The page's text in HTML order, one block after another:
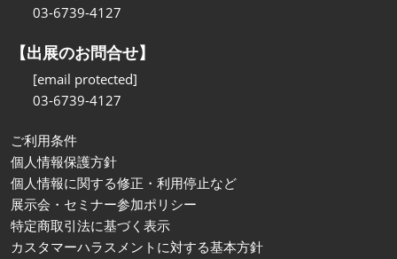
03-6739-4127
【出展のお問合せ】
[email protected]
03-6739-4127
ご利用条件
個人情報保護方針
個人情報に関する修正・利用停止など
展示会・セミナー参加ポリシー
特定商取引法に基づく表示
カスタマーハラスメントに対する基本方針